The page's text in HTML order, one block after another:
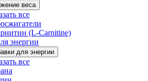
веса
все
(L-Carnitine)
энергии
для энергии
все